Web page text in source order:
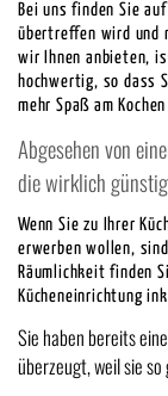
Bei uns finden Sie
übertreffen wird und
wir Ihnen anbieten,
hochwertig, so dass
mehr Spaß am
Abgesehen von
die wirklich
Wenn Sie zu Ihrer
erwerben wollen,
Räumlichkeit finden
Kücheneinrichtung
Sie haben bereits
überzeugt, weil sie